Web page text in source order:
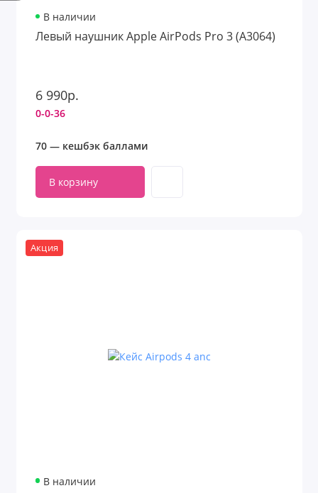
В наличии
Левый наушник Apple AirPods Pro 3 (A3064)
6 990р.
0-0-36
70 — кешбэк баллами
В корзину
Акция
В наличии